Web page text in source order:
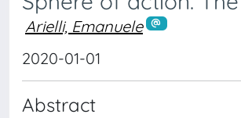
Arielli, Emanuele
2020-01-01
Abstract